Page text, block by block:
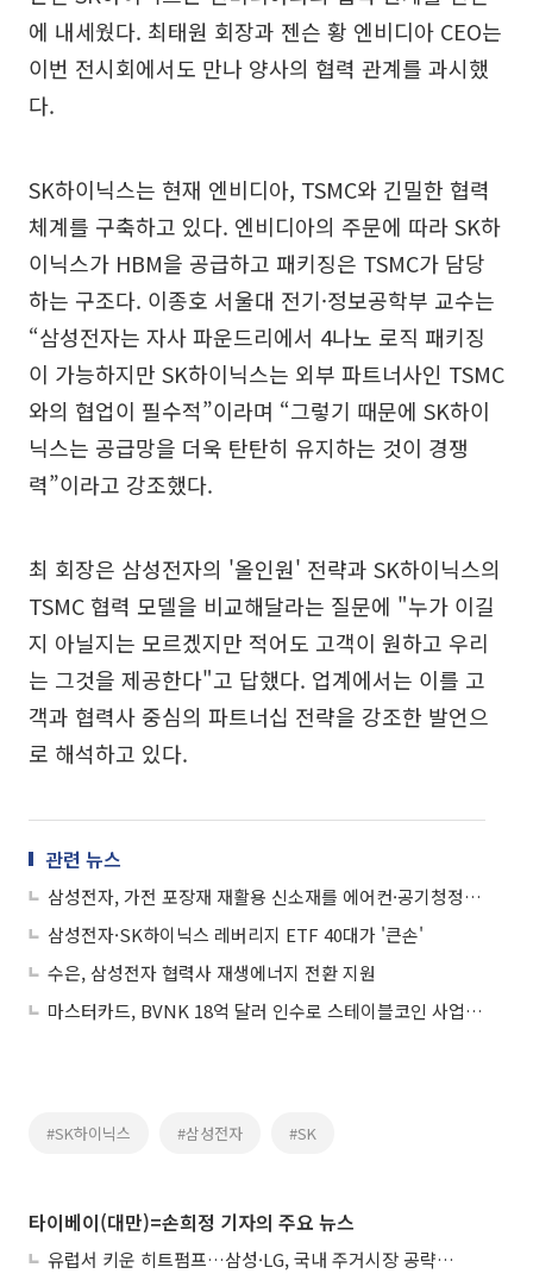
에 내세웠다. 최태원 회장과 젠슨 황 엔비디아 CEO는
이번 전시회에서도 만나 양사의 협력 관계를 과시했
다.
SK하이닉스는 현재 엔비디아, TSMC와 긴밀한 협력
체계를 구축하고 있다. 엔비디아의 주문에 따라 SK하
이닉스가 HBM을 공급하고 패키징은 TSMC가 담당
하는 구조다. 이종호 서울대 전기·정보공학부 교수는
“삼성전자는 자사 파운드리에서 4나노 로직 패키징
이 가능하지만 SK하이닉스는 외부 파트너사인 TSMC
와의 협업이 필수적”이라며 “그렇기 때문에 SK하이
닉스는 공급망을 더욱 탄탄히 유지하는 것이 경쟁
력”이라고 강조했다.
최 회장은 삼성전자의 '올인원' 전략과 SK하이닉스의
TSMC 협력 모델을 비교해달라는 질문에 "누가 이길
지 아닐지는 모르겠지만 적어도 고객이 원하고 우리
는 그것을 제공한다"고 답했다. 업계에서는 이를 고
객과 협력사 중심의 파트너십 전략을 강조한 발언으
로 해석하고 있다.
관련 뉴스
삼성전자, 가전 포장재 재활용 신소재를 에어컨·공기청정기에 적용
삼성전자·SK하이닉스 레버리지 ETF 40대가 '큰손'
수은, 삼성전자 협력사 재생에너지 전환 지원
마스터카드, BVNK 18억 달러 인수로 스테이블코인 사업 본격 확장
#SK하이닉스 #삼성전자 #SK
타이베이(대만)=손희정 기자의 주요 뉴스
유럽서 키운 히트펌프…삼성·LG, 국내 주거시장 공략 ‘속도’